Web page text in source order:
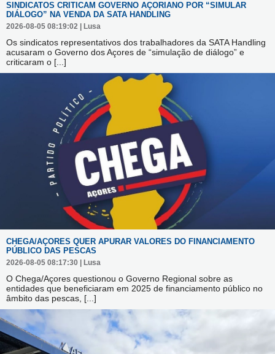
SINDICATOS CRITICAM GOVERNO AÇORIANO POR “SIMULAR
DIÁLOGO” NA VENDA DA SATA HANDLING
2026-08-05 08:19:02 | Lusa
Os sindicatos representativos dos trabalhadores da SATA Handling
acusaram o Governo dos Açores de “simulação de diálogo” e
criticaram o [...]
CHEGA/AÇORES QUER APURAR VALORES DO FINANCIAMENTO
PÚBLICO DAS PESCAS
2026-08-05 08:17:30 | Lusa
O Chega/Açores questionou o Governo Regional sobre as
entidades que beneficiaram em 2025 de financiamento público no
âmbito das pescas, [...]